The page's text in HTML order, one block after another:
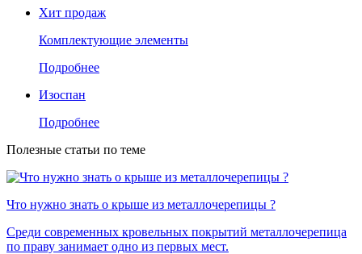
Хит продаж
Комплектующие элементы
Подробнее
Изоспан
Подробнее
Полезные статьи по теме
Что нужно знать о крыше из металлочерепицы ?
Среди современных кровельных покрытий металлочерепица
по праву занимает одно из первых мест.